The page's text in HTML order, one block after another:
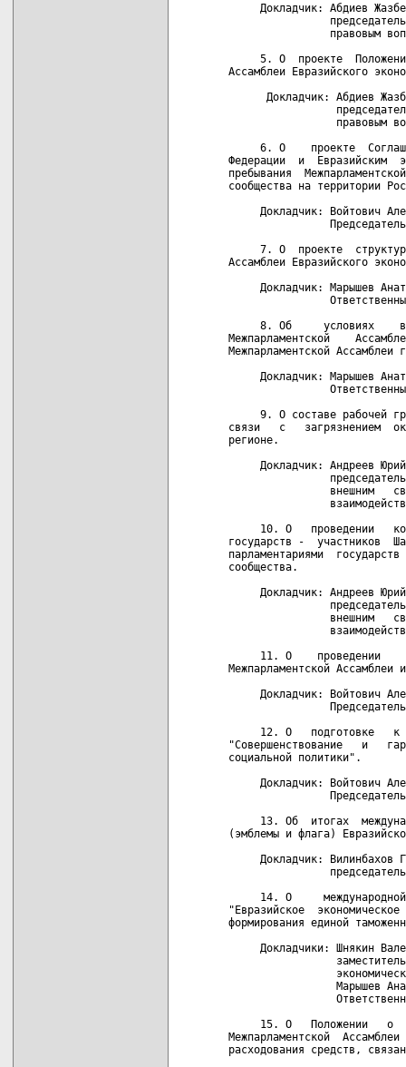
Докладчик: Абдиев
правовым
5. О  проекте
Ассамблеи Евразийского
Докладчик: Абдиев
правовым
6. О    проекте
Федерации  и  Евразийским
пребывания
сообщества на территории
Докладчик: Войтович
7. О  проекте
Ассамблеи Евразийского
Докладчик: Марышев
8. Об     условиях
Межпарламентской
Межпарламентской
Докладчик: Марышев
9. О составе рабочей
связи   с   загрязнением
регионе.
Докладчик: Андреев
внешним
10. О   проведении
государств -  участников
парламентариями
сообщества.
Докладчик: Андреев
внешним
11. О    проведении
Межпарламентской Ассамблеи
Докладчик: Войтович
12. О   подготовке   к
"Совершенствование   и
социальной политики".
Докладчик: Войтович
13. Об  итогах
(эмблемы и флага)
Докладчик: Вилинбахов
14. О
"Евразийское
формирования единой
Докладчики: Шнякин
Марышев
15. О   Положении   о
Межпарламентской
расходования средств,